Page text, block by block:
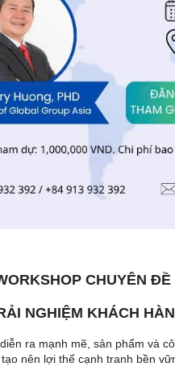
CHUYÊN ĐỀ
NGHIỆM KHÁCH
ra mạnh mẽ, sản phẩm và
nên lợi thế cạnh tranh bền